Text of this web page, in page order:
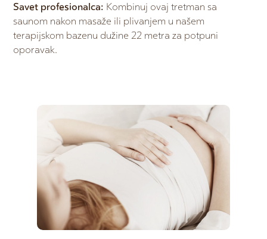
Savet profesionalca: Kombinuj ovaj tretman sa
saunom nakon masaže ili plivanjem u našem
terapijskom bazenu dužine 22 metra za potpuni
oporavak.